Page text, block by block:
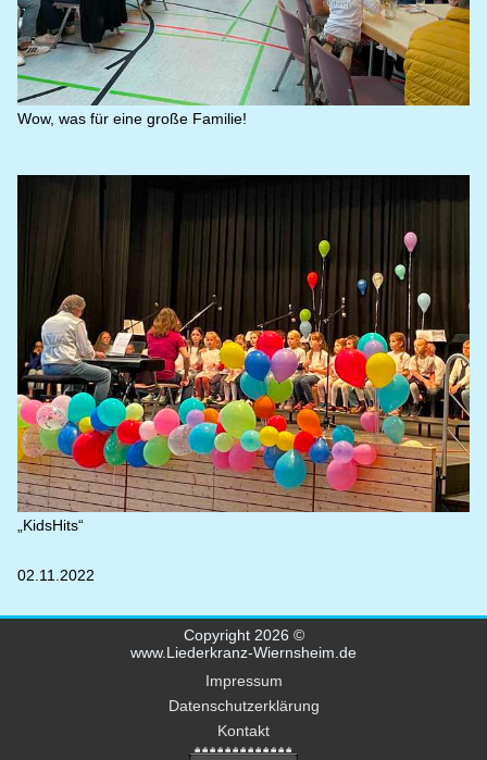
Wow, was für eine große Familie!
„KidsHits“
02.11.2022
Copyright 2026 ©
www.Liederkranz-Wiernsheim.de
Impressum
Datenschutzerklärung
Kontakt